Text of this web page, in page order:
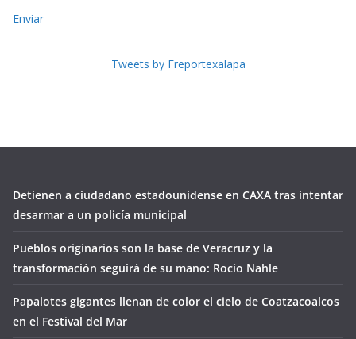
Enviar
Tweets by Freportexalapa
Detienen a ciudadano estadounidense en CAXA tras intentar
desarmar a un policía municipal
Pueblos originarios son la base de Veracruz y la
transformación seguirá de su mano: Rocío Nahle
Papalotes gigantes llenan de color el cielo de Coatzacoalcos
en el Festival del Mar